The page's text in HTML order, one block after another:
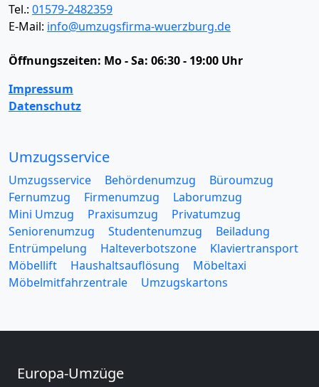
Tel.: 01579-2482359
E-Mail: info@umzugsfirma-wuerzburg.de
Öffnungszeiten: Mo - Sa: 06:30 - 19:00 Uhr
Impressum
Datenschutz
Umzugsservice
Umzugsservice Behördenumzug
Büroumzug
Fernumzug
Firmenumzug
Laborumzug
Mini Umzug
Praxisumzug
Privatumzug
Seniorenumzug
Studentenumzug
Beiladung
Entrümpelung
Halteverbotszone
Klaviertransport
Möbellift
Haushaltsauflösung
Möbeltaxi
Möbelmitfahrzentrale
Umzugskartons
Europa-Umzüge